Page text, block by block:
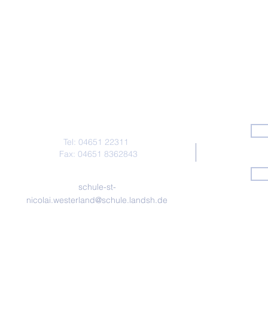
Tel: 04651 22311
Fax: 04651 8362843
schule-st-
nicolai.westerland@schule.landsh.de